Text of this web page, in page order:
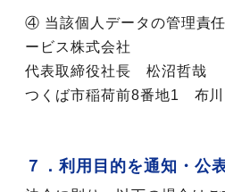
④ 当該個人データの管理責
ービス株式会社
代表取締役社長 松沼哲哉
つくば市稲荷前8番地1 布川
７．利用目的を通知・公